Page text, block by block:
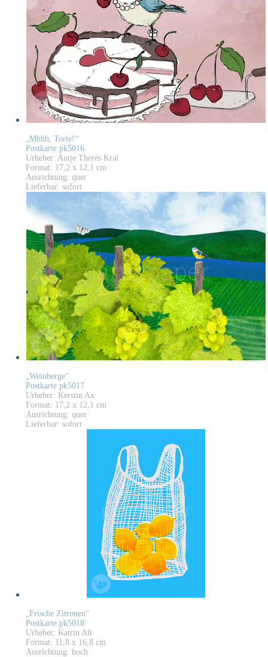
„Mhhh, Torte!“
Postkarte pk5016
Urheber: Antje Therés Kral
Format: 17,2 x 12,1 cm
Ausrichtung: quer
Lieferbar: sofort
„Weinberge“
Postkarte pk5017
Urheber: Kerstin Ax
Format: 17,2 x 12,1 cm
Ausrichtung: quer
Lieferbar: sofort
„Frische Zitronen“
Postkarte pk5018
Urheber: Katrin Alt
Format: 11,8 x 16,8 cm
Ausrichtung: hoch